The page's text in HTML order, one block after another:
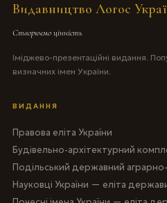
Видавництво Логос
Створюємо цінність
Іміджево-презентаційні видання.
визначних імен України.
ВИДАННЯ
Правова еліта України
Будівельно-архітектурний
Подільський державний
Науковці України — еліта